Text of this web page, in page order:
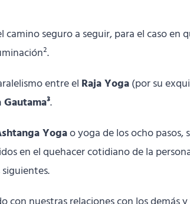
camino seguro a seguir, para el caso
entre el Raja Yoga(por su
Gautama³.
Yogao yoga de los ocho pasos,
en el quehacer cotidiano de la